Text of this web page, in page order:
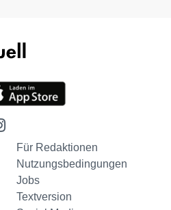
Für Redaktionen
Nutzungsbedingungen
Jobs
Textversion